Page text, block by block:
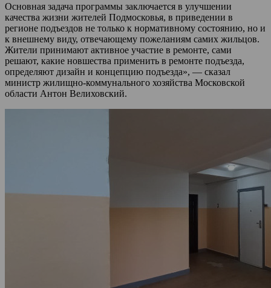
Основная задача программы заключается в улучшении
качества жизни жителей Подмосковья, в приведении в
регионе подъездов не только к нормативному состоянию, но и
к внешнему виду, отвечающему пожеланиям самих жильцов.
Жители принимают активное участие в ремонте, сами
решают, какие новшества применить в ремонте подъезда,
определяют дизайн и концепцию подъезда», — сказал
министр жилищно-коммунального хозяйства Московской
области Антон Велиховский.